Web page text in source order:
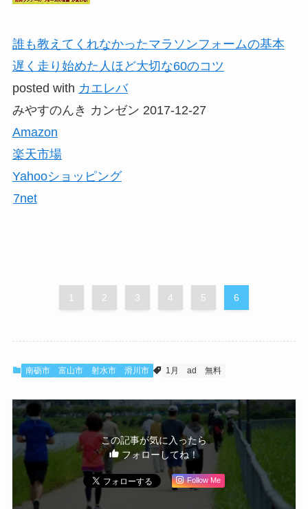
誰も教えてくれなかったマラソンフォームの基本
遅く走り始めた人ほど大切な60のコツ
posted with カエレバ
みやすのんき カンゼン 2017-12-27
Amazon
楽天市場
Yahooショッピング
7net
1 2 3 4 5 6
南砺市 富山市 射水市 滑川市 1月 ad 無料
この記事が気に入ったら
フォローしてね！
Follow Me